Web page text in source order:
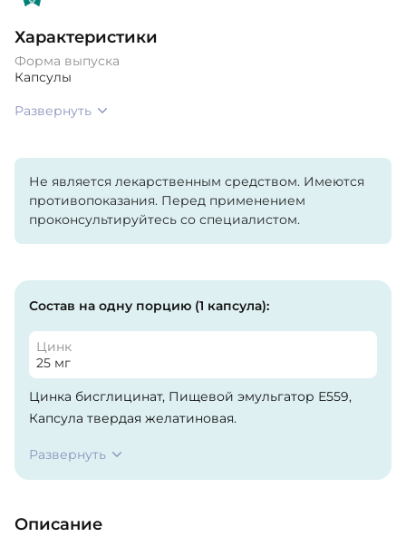
Характеристики
Форма выпуска
Капсулы
Развернуть
Не является лекарственным средством. Имеются
противопоказания. Перед применением
проконсультируйтесь со специалистом.
Состав на одну порцию (1 капсула):
Цинк
25 мг
Цинка бисглицинат, Пищевой эмульгатор Е559,
Капсула твердая желатиновая.
Развернуть
Описание